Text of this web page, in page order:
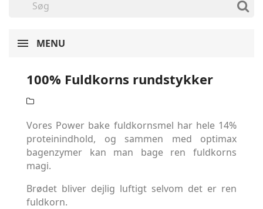
MENU
100% Fuldkorns rundstykker
Vores Power bake fuldkornsmel har hele 14%
proteinindhold, og sammen med optimax
bagenzymer kan man bage ren fuldkorns
magi.
Brødet bliver dejlig luftigt selvom det er ren
fuldkorn.